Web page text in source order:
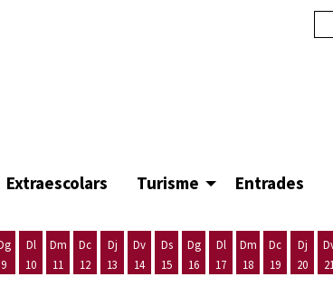
Extraescolars Turisme Entrades
9
Dl
10
Dm
11
Dc
12
Dj
13
Dv
14
Ds
15
Dg
16
Dl
17
Dm
18
Dc
19
Dj
20